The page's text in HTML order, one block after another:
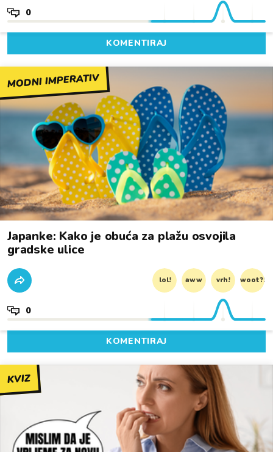
0
KOMENTIRAJ
MODNI IMPERATIV
Japanke: Kako je obuća za plažu osvojila
gradske ulice
lol! aww vrh! woot?!
0
KOMENTIRAJ
KVIZ